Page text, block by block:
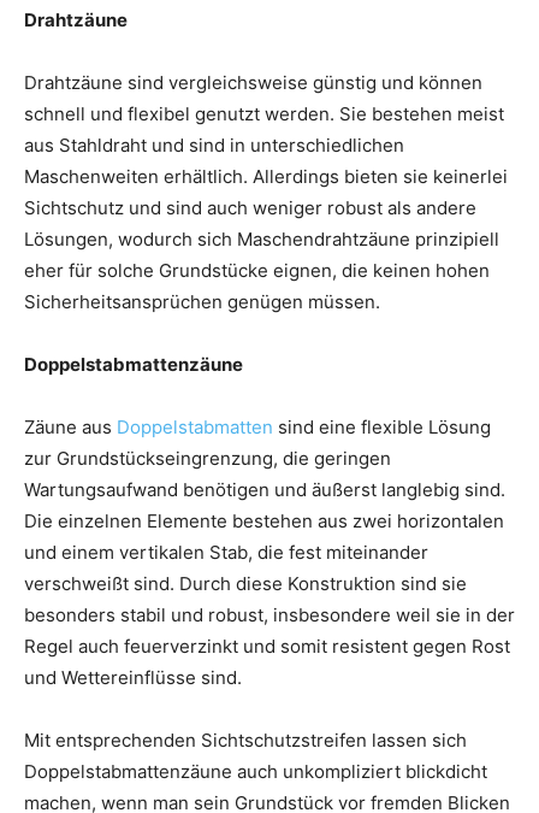
Drahtzäune
Drahtzäune sind vergleichsweise günstig und können
schnell und flexibel genutzt werden. Sie bestehen meist
aus Stahldraht und sind in unterschiedlichen
Maschenweiten erhältlich. Allerdings bieten sie keinerlei
Sichtschutz und sind auch weniger robust als andere
Lösungen, wodurch sich Maschendrahtzäune prinzipiell
eher für solche Grundstücke eignen, die keinen hohen
Sicherheitsansprüchen genügen müssen.
Doppelstabmattenzäune
Zäune aus Doppelstabmatten sind eine flexible Lösung
zur Grundstückseingrenzung, die geringen
Wartungsaufwand benötigen und äußerst langlebig sind.
Die einzelnen Elemente bestehen aus zwei horizontalen
und einem vertikalen Stab, die fest miteinander
verschweißt sind. Durch diese Konstruktion sind sie
besonders stabil und robust, insbesondere weil sie in der
Regel auch feuerverzinkt und somit resistent gegen Rost
und Wettereinflüsse sind.
Mit entsprechenden Sichtschutzstreifen lassen sich
Doppelstabmattenzäune auch unkompliziert blickdicht
machen, wenn man sein Grundstück vor fremden Blicken